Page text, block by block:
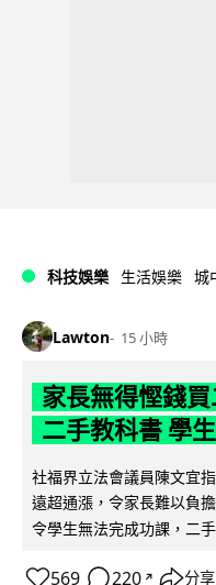
科技娛樂 生活娛樂 城
Lawton 15 小時
家長無得慳錢
二手教科書 學
社福界立法會議員陳文宜
遠超通漲，令家長難以負
令學生無法完成功課，二
569 220 ↗ 分享